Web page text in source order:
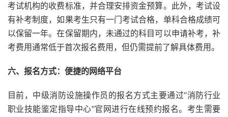
考试机构的收费标准，并合理安排资金预算。此外，考试设
有补考制度，如果考生只有一门考试合格，单科合格成绩可
以保留一年。在保留期内，未通过的科目可以申请补考，补
考费用通常低于首次报名费用，但仍需提前了解具体费用。
六、报名方式：便捷的网络平台
目前，中级消防设施操作员的报名方式主要通过“消防行业
职业技能鉴定指导中心”官网进行在线预约报名。考生需要